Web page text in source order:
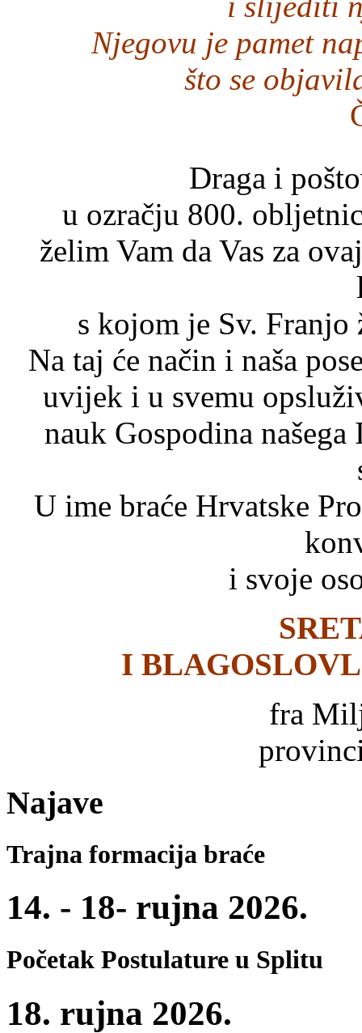
Njegovu je pamet
što se
Draga i
u ozračju 800.
želim Vam da Vas za
s kojom je Sv.
Na taj će način i naša
uvijek i u svemu
nauk Gospodina
U ime braće Hrvatske
i svoje
I
fra
Najave
Trajna formacija braće
14. - 18- rujna 2026.
Početak Postulature u Splitu
18. rujna 2026.